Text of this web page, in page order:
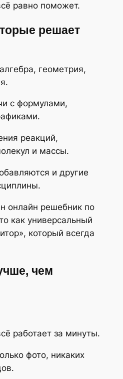
равно поможет.
решает
геометрия,
с формулами,
реакций,
и массы.
и другие
онлайн решебник по
как универсальный
который всегда
чем
работает за минуты.
фото, никаких